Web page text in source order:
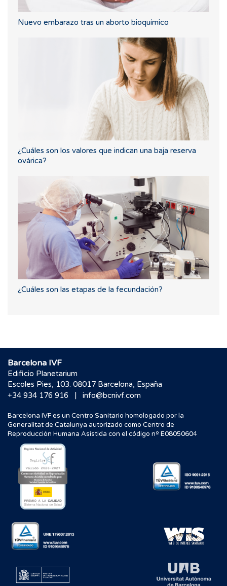
Nuevo embarazo tras un aborto bioquímico
¿Cuáles son los valores que indican una baja reserva
ovárica?
¿Cuáles son las etapas de la fecundación?
Barcelona IVF
Edificio Planetarium
Escoles Pies, 103. 08017 Barcelona, España
+34 934 176 916
| info@bcnivf.com
Barcelona IVF es un Centro Sanitario homologado por la
Generalitat de Catalunya autorizado como Centro de
Reproducción Humana Asistida con el código nº E08050604